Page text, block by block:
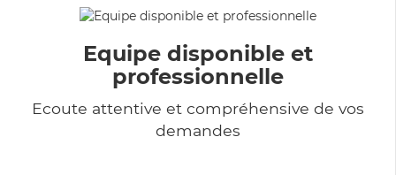
Equipe disponible et
professionnelle
Ecoute attentive et compréhensive de vos
demandes